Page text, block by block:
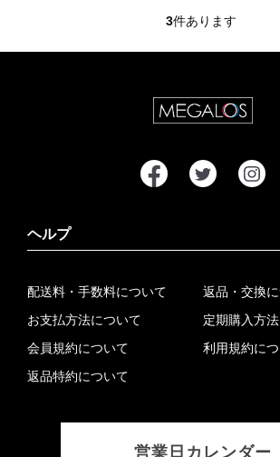
3件あります
ヘルプ
配送料・手数料について
お支払方法について
会員規約について
返品特約について
返品・交換
定期購入方
利用規約に
営業日カレンダー